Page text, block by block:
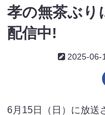
孝の無茶ぶ
配信中!
2025-06-
6月15日（日）に放送